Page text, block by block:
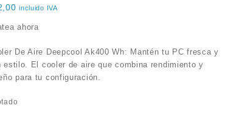
incluido IVA
ahora
De Aire Deepcool Ak400 Wh: Mantén tu PC fresca y
estilo. El cooler de aire que combina rendimiento y
para tu configuración.